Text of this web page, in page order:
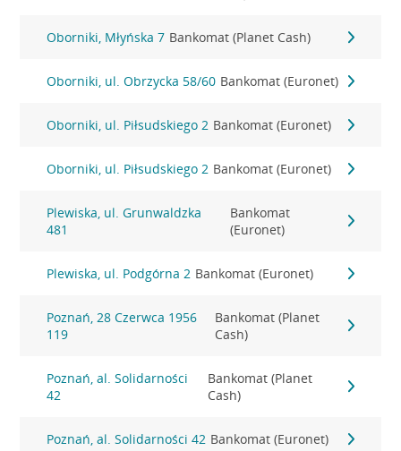
Oborniki, Młyńska 7 Bankomat (Planet Cash)
Oborniki, ul. Obrzycka 58/60 Bankomat (Euronet)
Oborniki, ul. Piłsudskiego 2 Bankomat (Euronet)
Oborniki, ul. Piłsudskiego 2 Bankomat (Euronet)
Plewiska, ul. Grunwaldzka
481
Bankomat
(Euronet)
Plewiska, ul. Podgórna 2 Bankomat (Euronet)
Poznań, 28 Czerwca 1956
119
Bankomat (Planet
Cash)
Poznań, al. Solidarności
42
Bankomat (Planet
Cash)
Poznań, al. Solidarności 42 Bankomat (Euronet)